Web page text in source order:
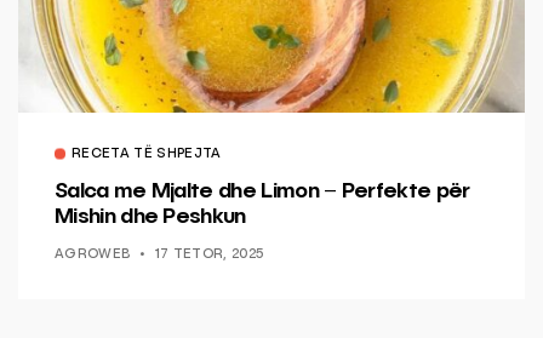
RECETA TË SHPEJTA
Salca me Mjalte dhe Limon – Perfekte për
Mishin dhe Peshkun
AGROWEB 17 TETOR, 2025